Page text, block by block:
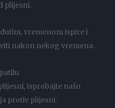
plijesni.
vremenom ispire i
nakon nekog vremena.
isprobajte našu
protiv plijesni.